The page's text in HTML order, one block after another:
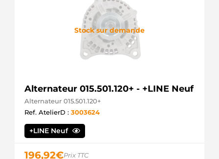
Stock sur demande
Alternateur 015.501.120+ - +LINE Neuf
Alternateur 015.501.120+
Ref. AtelierD : 3003624
+LINE Neuf
196,92€Prix TTC